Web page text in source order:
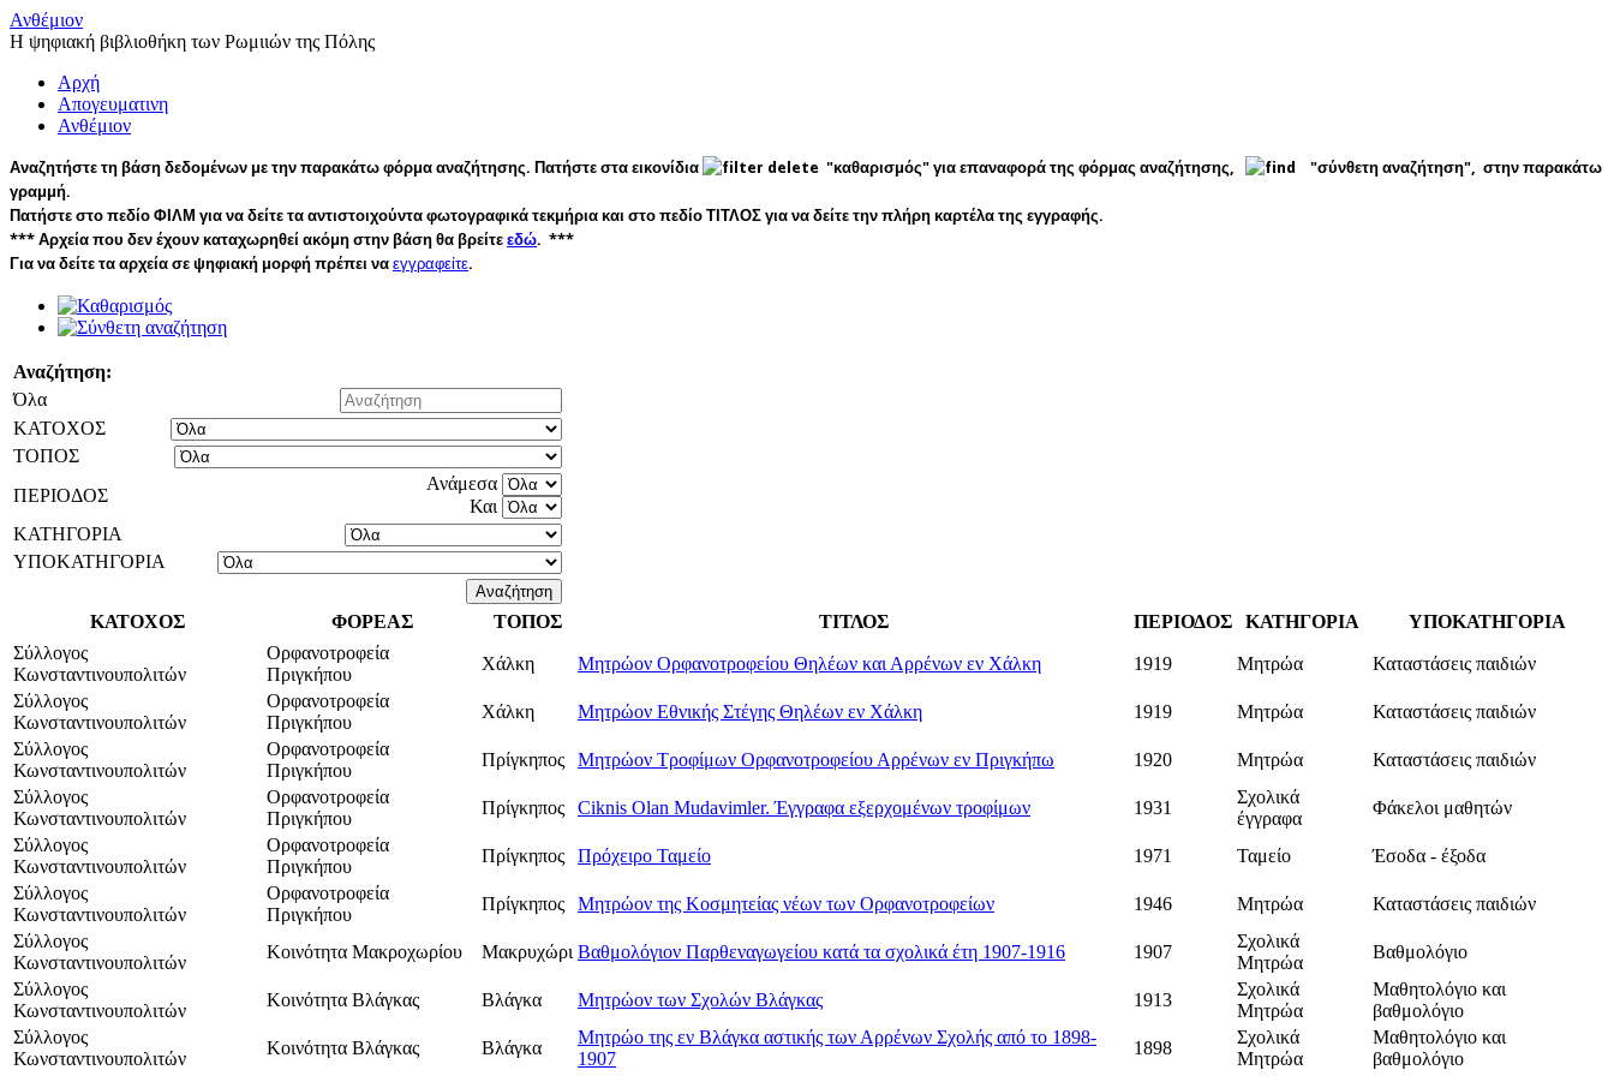
Ανθέμιον
Η ψηφιακή βιβλιοθήκη των Ρωμιιών της Πόλης
Αρχή
Απογευματινη
Ανθέμιον
Αναζητήστε τη βάση δεδομένων με την παρακάτω φόρμα αναζήτησης. Πατήστε στα εικονίδια "καθαρισμός" για επαναφορά της φόρμας αναζήτησης,
"σύνθετη αναζήτηση", στην παρακάτω
γραμμή.
Πατήστε στο πεδίο ΦΙΛΜ για να δείτε τα αντιστοιχούντα φωτογραφικά τεκμήρια και στο πεδίο ΤΙΤΛΟΣ για να δείτε την πλήρη καρτέλα της εγγραφής.
*** Αρχεία που δεν έχουν καταχωρηθεί ακόμη στην βάση θα βρείτε εδώ. ***
Για να δείτε τα αρχεία σε ψηφιακή μορφή πρέπει να εγγραφείτε.
Αναζήτηση:
Όλα
ΚΑΤΟΧΟΣ
ΤΟΠΟΣ
ΠΕΡΙΟΔΟΣ
Ανάμεσα
Και
ΚΑΤΗΓΟΡΙΑ
ΥΠΟΚΑΤΗΓΟΡΙΑ
ΚΑΤΟΧΟΣ ΦΟΡΕΑΣ ΤΟΠΟΣ ΤΙΤΛΟΣ ΠΕΡΙΟΔΟΣ ΚΑΤΗΓΟΡΙΑ
ΥΠΟΚΑΤΗΓΟΡΙΑ
Σύλλογος
Κωνσταντινουπολιτών
Ορφανοτροφεία
Πριγκήπου
Χάλκη Μητρώον Ορφανοτροφείου Θηλέων και Αρρένων εν Χάλκη 1919 Μητρώα
Καταστάσεις παιδιών
Σύλλογος
Κωνσταντινουπολιτών
Ορφανοτροφεία
Πριγκήπου
Χάλκη Μητρώον Εθνικής Στέγης Θηλέων εν Χάλκη 1919 Μητρώα
Καταστάσεις παιδιών
Σύλλογος
Κωνσταντινουπολιτών
Ορφανοτροφεία
Πριγκήπου
Πρίγκηπος Μητρώον Τροφίμων Ορφανοτροφείου Αρρένων εν Πριγκήπω 1920 Μητρώα
Καταστάσεις παιδιών
Σύλλογος
Κωνσταντινουπολιτών
Ορφανοτροφεία
Πριγκήπου
Πρίγκηπος Ciknis Olan Mudavimler. Έγγραφα εξερχομένων τροφίμων 1931
Σχολικά
έγγραφα
Φάκελοι μαθητών
Σύλλογος
Κωνσταντινουπολιτών
Ορφανοτροφεία
Πριγκήπου
Πρίγκηπος Πρόχειρο Ταμείο 1971 Ταμείο
Έσοδα - έξοδα
Σύλλογος
Κωνσταντινουπολιτών
Ορφανοτροφεία
Πριγκήπου
Πρίγκηπος Μητρώον της Κοσμητείας νέων των Ορφανοτροφείων 1946 Μητρώα
Καταστάσεις παιδιών
Σύλλογος
Κωνσταντινουπολιτών
Κοινότητα Μακροχωρίου Μακρυχώρι Βαθμολόγιον Παρθεναγωγείου κατά τα σχολικά έτη 1907-1916 1907
Σχολικά
Μητρώα
Βαθμολόγιο
Σύλλογος
Κωνσταντινουπολιτών
Κοινότητα Βλάγκας Βλάγκα Μητρώον των Σχολών Βλάγκας 1913
Σχολικά
Μητρώα
Μαθητολόγιο και
βαθμολόγιο
Σύλλογος
Κωνσταντινουπολιτών
Κοινότητα Βλάγκας Βλάγκα
Μητρώο της εν Βλάγκα αστικής των Αρρένων Σχολής από το 1898-
1907
1898
Σχολικά
Μητρώα
Μαθητολόγιο και
βαθμολόγιο